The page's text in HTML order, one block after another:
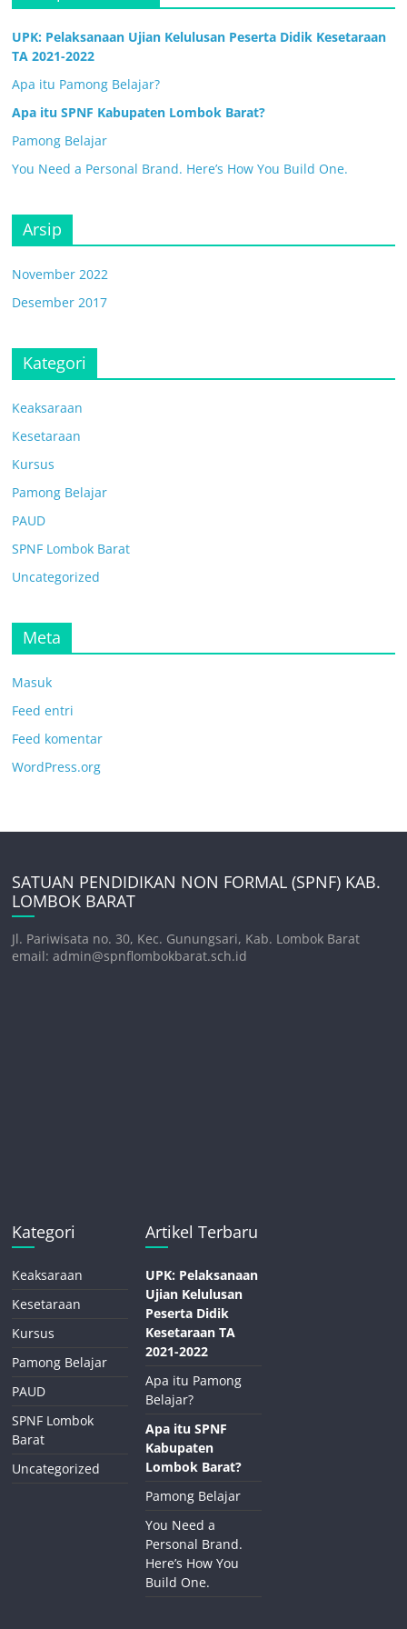
UPK: Pelaksanaan Ujian Kelulusan Peserta Didik Kesetaraan
TA 2021-2022
Apa itu Pamong Belajar?
Apa itu SPNF Kabupaten Lombok Barat?
Pamong Belajar
You Need a Personal Brand. Here’s How You Build One.
Arsip
November 2022
Desember 2017
Kategori
Keaksaraan
Kesetaraan
Kursus
Pamong Belajar
PAUD
SPNF Lombok Barat
Uncategorized
Meta
Masuk
Feed entri
Feed komentar
WordPress.org
SATUAN PENDIDIKAN NON FORMAL (SPNF) KAB.
LOMBOK BARAT
Jl. Pariwisata no. 30, Kec. Gunungsari, Kab. Lombok Barat
email: admin@spnflombokbarat.sch.id
Kategori
Keaksaraan
Kesetaraan
Kursus
Pamong Belajar
PAUD
SPNF Lombok
Barat
Uncategorized
Artikel Terbaru
UPK: Pelaksanaan
Ujian Kelulusan
Peserta Didik
Kesetaraan TA
2021-2022
Apa itu Pamong
Belajar?
Apa itu SPNF
Kabupaten
Lombok Barat?
Pamong Belajar
You Need a
Personal Brand.
Here’s How You
Build One.